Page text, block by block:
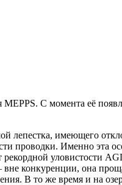
С момента её
лепестка, имеющего
проводки. Именно эта
рекордной
конкуренции, она
В то же время и на